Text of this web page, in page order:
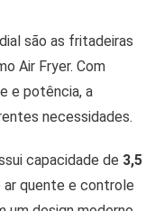
são as fritadeiras
Air Fryer. Com
e potência, a
necessidades.
capacidade de 3,5
quente e controle